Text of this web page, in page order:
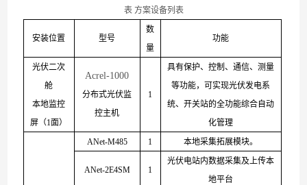
表 方案设备列表
安装位置 型号
数
量
功能
光伏二次
舱
本地监控
屏 （1面）
Acrel-1000
分布式光伏监
控主机
1
具有保护、控制、通信、测量
等功能，可实现光伏发电系
统、开关站的全功能综合自动
化管理
ANet-M485 1 本地采集拓展模块。
ANet-2E4SM 1
光伏电站内数据采集及上传本
地平台